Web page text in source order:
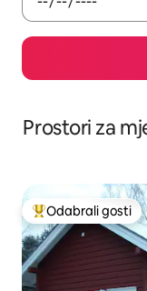
Prostori za
Među najviše
Odabrali gosti